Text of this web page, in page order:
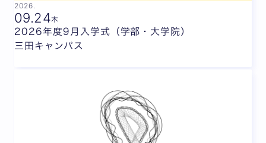
2026.
09.24木
2026年度9月入学式（学部・大学院）
三田キャンパス